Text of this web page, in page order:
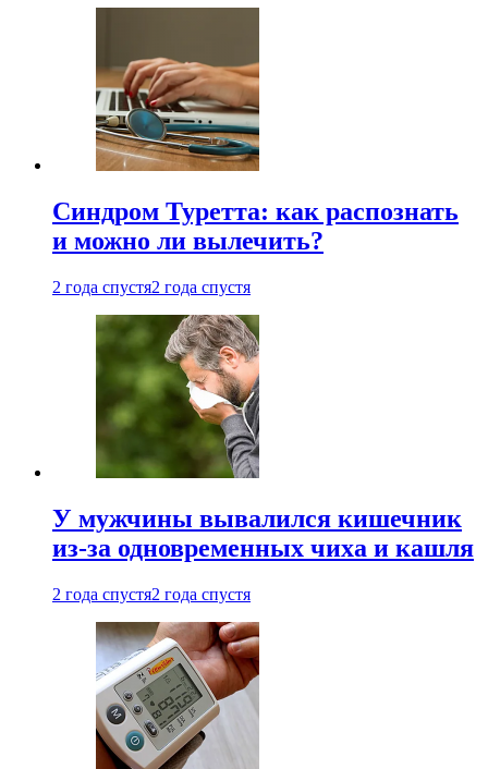
Синдром Туретта: как распознать
и можно ли вылечить?
2 года спустя2 года спустя
У мужчины вывалился кишечник
из-за одновременных чиха и кашля
2 года спустя2 года спустя